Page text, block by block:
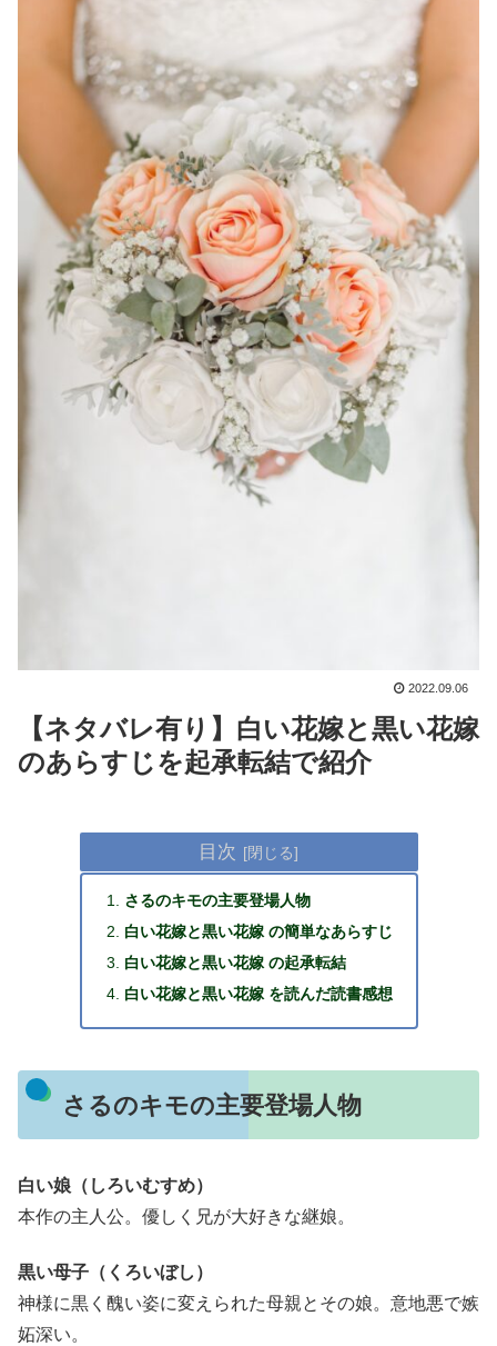
2022.09.06
【ネタバレ有り】白い花嫁と黒い花嫁
のあらすじを起承転結で紹介
目次
さるのキモの主要登場人物
白い花嫁と黒い花嫁 の簡単なあらすじ
白い花嫁と黒い花嫁 の起承転結
白い花嫁と黒い花嫁 を読んだ読書感想
さるのキモの主要登場人物
白い娘（しろいむすめ）
本作の主人公。優しく兄が大好きな継娘。
黒い母子（くろいぼし）
神様に黒く醜い姿に変えられた母親とその娘。意地悪で嫉
妬深い。